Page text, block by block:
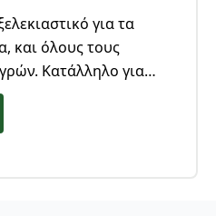
για τα
και όλους τους
Κατάλληλο για
σαλόνια, αλλά και
για λεκέδες από